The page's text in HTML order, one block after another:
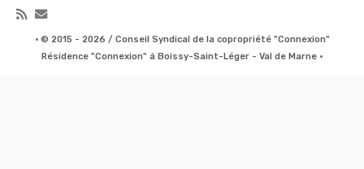
· © 2015 - 2026 / Conseil Syndical de la copropriété "Connexion"
Résidence "Connexion" à Boissy-Saint-Léger - Val de Marne ·